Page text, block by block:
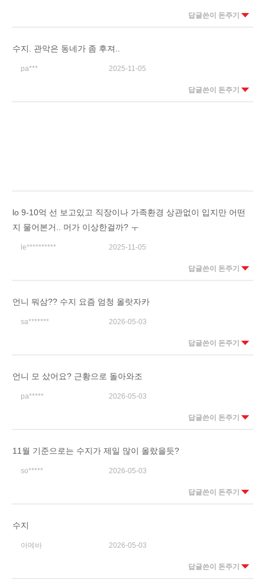
답글쓴이 돈주기
수지. 관악은 동네가 좀 후져..
pa*** 2025-11-05
답글쓴이 돈주기
lo 9-10억 선 보고있고 직장이나 가족환경 상관없이 입지만 어떤
지 물어본거.. 머가 이상한걸까? ㅜ
le********** 2025-11-05
답글쓴이 돈주기
언니 뭐삼?? 수지 요즘 엄청 올랏자카
sa******* 2026-05-03
답글쓴이 돈주기
언니 모 샀어요? 근황으로 돌아와조
pa***** 2026-05-03
답글쓴이 돈주기
11월 기준으로는 수지가 제일 많이 올랐을듯?
so***** 2026-05-03
답글쓴이 돈주기
수지
아메바 2026-05-03
답글쓴이 돈주기